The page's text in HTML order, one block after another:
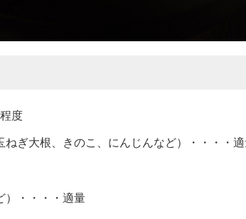
度
ぎ大根、きのこ、にんじんなど）・・・・
）・・・・適量